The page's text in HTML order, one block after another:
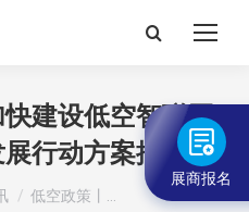
搜
建设低空智联网
行动方案摘要
低空政策丨…
展商报名